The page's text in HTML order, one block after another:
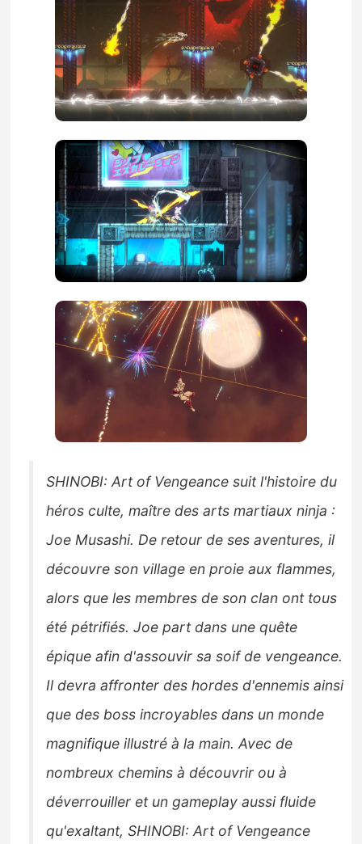
SHINOBI: Art of Vengeance suit l'histoire du
héros culte, maître des arts martiaux ninja :
Joe Musashi. De retour de ses aventures, il
découvre son village en proie aux flammes,
alors que les membres de son clan ont tous
été pétrifiés. Joe part dans une quête
épique afin d'assouvir sa soif de vengeance.
Il devra affronter des hordes d'ennemis ainsi
que des boss incroyables dans un monde
magnifique illustré à la main. Avec de
nombreux chemins à découvrir ou à
déverrouiller et un gameplay aussi fluide
qu'exaltant, SHINOBI: Art of Vengeance